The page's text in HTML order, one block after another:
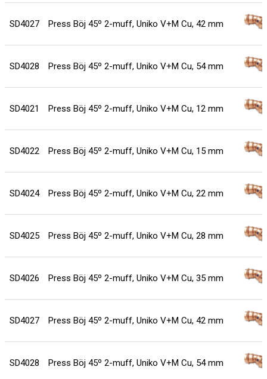
SD4027 Press Böj 45º 2-muff, Uniko V+M Cu, 42 mm
SD4028 Press Böj 45º 2-muff, Uniko V+M Cu, 54 mm
SD4021 Press Böj 45º 2-muff, Uniko V+M Cu, 12 mm
SD4022 Press Böj 45º 2-muff, Uniko V+M Cu, 15 mm
SD4024 Press Böj 45º 2-muff, Uniko V+M Cu, 22 mm
SD4025 Press Böj 45º 2-muff, Uniko V+M Cu, 28 mm
SD4026 Press Böj 45º 2-muff, Uniko V+M Cu, 35 mm
SD4027 Press Böj 45º 2-muff, Uniko V+M Cu, 42 mm
SD4028 Press Böj 45º 2-muff, Uniko V+M Cu, 54 mm